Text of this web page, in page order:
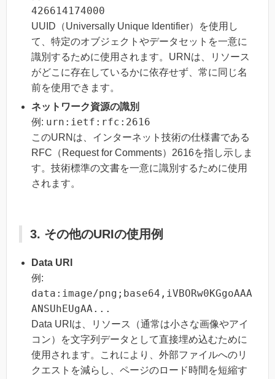
426614174000
UUID（Universally Unique Identifier）を使用し
て、特定のオブジェクトやデータセットを一意に
識別するために使用されます。URNは、リソース
がどこに存在しているかに依存せず、常に同じ名
前を使用できます。
ネットワーク資源の識別
例: urn:ietf:rfc:2616
このURNは、インターネット技術の仕様書である
RFC（Request for Comments）2616を指し示しま
す。技術標準の文書を一意に識別するために使用
されます。
3. その他のURIの使用例
Data URI
例:
data:image/png;base64,iVBORw0KGgoAAA
ANSUhEUgAA...
Data URIは、リソース（通常は小さな画像やアイ
コン）を文字列データとして直接埋め込むために
使用されます。これにより、外部ファイルへのリ
クエストを減らし、ページのロード時間を短縮す